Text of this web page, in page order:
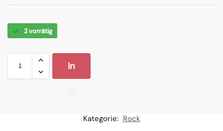
2 vorrätig
In
Kategorie: Rock